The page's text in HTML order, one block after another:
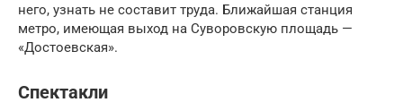
него, узнать не составит труда. Ближайшая станция
метро, имеющая выход на Суворовскую площадь —
«Достоевская».
Спектакли